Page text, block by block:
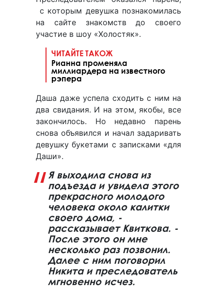
с которым девушка познакомилась
на сайте знакомств до своего
участие в шоу «Холостяк».
ЧИТАЙТЕ ТАКОЖ
Рианна променяла
миллиардера на известного
рэпера
Даша даже успела сходить с ним на
два свидания. И на этом, якобы, все
закончилось. Но недавно парень
снова объявился и начал задаривать
девушку букетами с записками «для
Даши».
Я выходила снова из
подъезда и увидела этого
прекрасного молодого
человека около калитки
своего дома, -
рассказывает Квиткова. -
После этого он мне
несколько раз позвонил.
Далее с ним поговорил
Никита и преследователь
мгновенно исчез.